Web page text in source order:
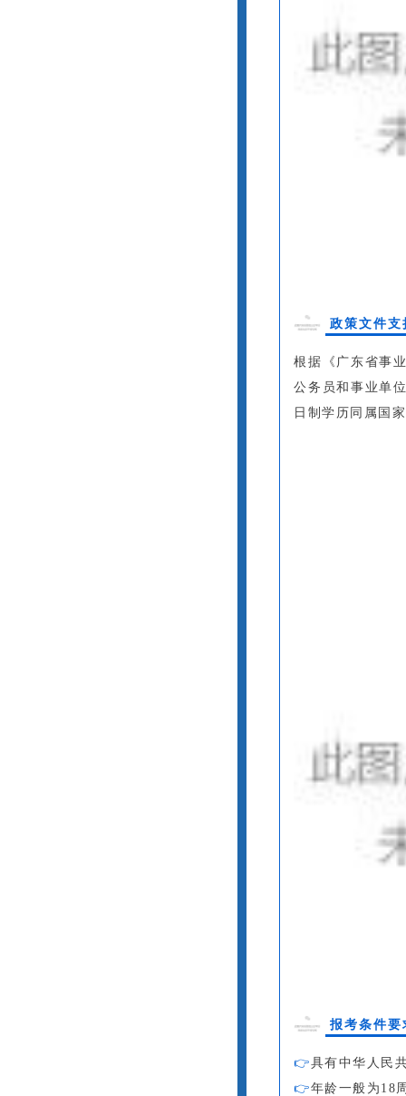
政策文件支
根据《广东省事
公务员和事业单
日制学历同属国
报考条件要
👉具有中华人民
👉年龄一般为18